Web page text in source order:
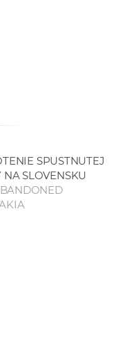
SPUSTNUTEJ
SLOVENSKU